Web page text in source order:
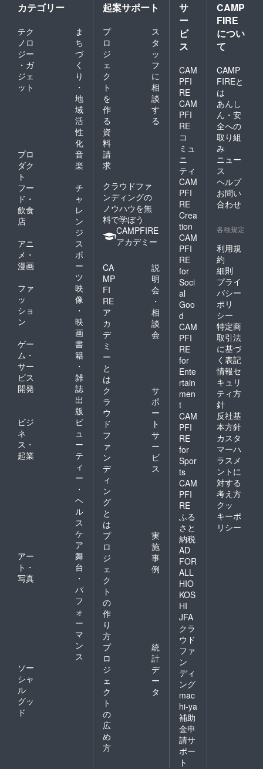
カテゴリー
テク
ノロ
ジー
・ガ
ジェ
ット
ま
ち
づ
く
り
・
地
域
活
性
化
プロ
ダク
ト
音
楽
フー
ド・
飲食
店
チ
ャ
レ
ン
ジ
アニ
メ・
漫画
ス
ポ
ー
ツ
ファ
ッ
ショ
ン
映
像
・
映
画
ゲー
ム・
サー
ビス
開発
書
籍
・
雑
誌
出
版
ビジ
ネ
ス・
起業
ビ
ュ
ー
テ
ィ
ー
・
ヘ
ル
ス
ケ
ア
アー
ト・
写真
舞
台
・
パ
フ
ォ
ー
マ
ン
ス
ソー
シャ
ル
グッ
ド
起案サポート
プ
ロ
ジ
ェ
ク
ト
を
作
る
ス
タ
ッ
フ
に
相
談
す
る
資
料
請
求
クラウドファ
ンディングの
ノウハウを無
料で学ぼう
CAMPFIRE
アカデミー
CA
MP
FI
RE
ア
カ
デ
ミ
ー
と
は
説
明
会
・
相
談
会
ク
ラ
ウ
ド
フ
ァ
ン
デ
ィ
ン
グ
と
は
サ
ポ
ー
ト
サ
ー
ビ
ス
プ
ロ
ジ
ェ
ク
ト
の
作
り
方
実
施
事
例
プ
ロ
ジ
ェ
ク
ト
の
広
め
方
統
計
デ
ー
タ
サ
ー
ビ
ス
CAM
PFI
RE
CAM
PFI
RE
コ
ミュ
ニ
ティ
CAM
PFI
RE
Crea
tion
CAM
PFI
RE
for
Soci
al
Goo
d
CAM
PFI
RE
for
Ente
rtain
men
t
CAM
PFI
RE
for
Spor
ts
CAM
PFI
RE
ふる
さと
納税
AD
FOR
ALL
HIO
KOS
HI
JFA
クラ
ウド
ファ
ン
ディ
ング
mac
hi-ya
補助
金申
請サ
ポー
ト
CAMP
FIRE
につい
て
CAMP
FIREと
は
あんし
ん・安
全への
取り組
み
ニュー
ス
ヘルプ
お問い
合わせ
各種規定
利用規
約
細則
プライ
バシー
ポリ
シー
特定商
取引法
に基づ
く表記
情報セ
キュリ
ティ方
針
反社基
本方針
カスタ
マーハ
ラスメ
ントに
対する
考え方
クッ
キーポ
リシー